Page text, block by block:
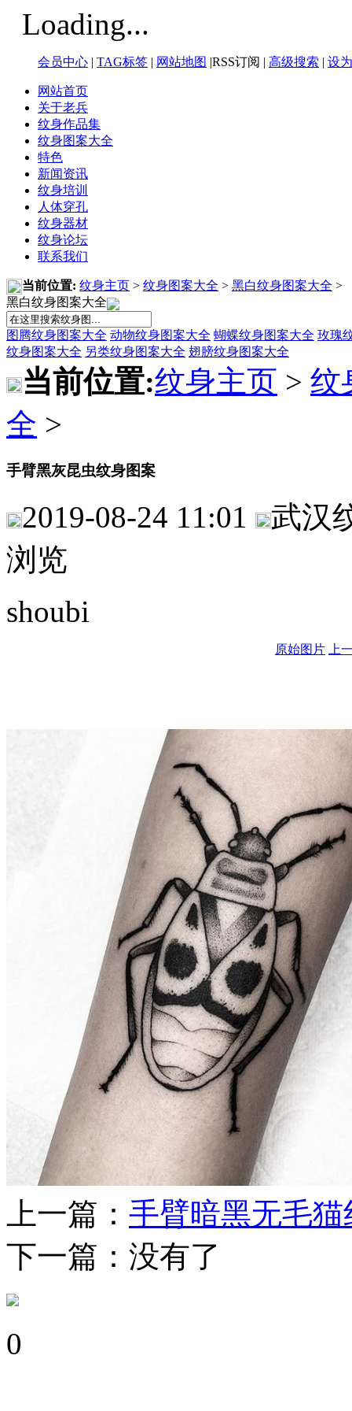
Loading...
会员中心 | TAG标签 | 网站地图 |RSS订阅 | 高级搜索 | 设
网站首页
关于老兵
纹身作品集
纹身图案大全
特色
新闻资讯
纹身培训
人体穿孔
纹身器材
纹身论坛
联系我们
当前位置: 纹身主页 > 纹身图案大全 > 黑白纹身图案大全 >
黑白纹身图案大全
图腾纹身图案大全 动物纹身图案大全 蝴蝶纹身图案大全 玫瑰
纹身图案大全 另类纹身图案大全 翅膀纹身图案大全
当前位置:纹身主页 > 纹
全 >
手臂黑灰昆虫纹身图案
2019-08-24 11:01
武汉
浏览
shoubi
原始图片 上
上一篇： 手臂暗黑无毛
下一篇：没有了
0